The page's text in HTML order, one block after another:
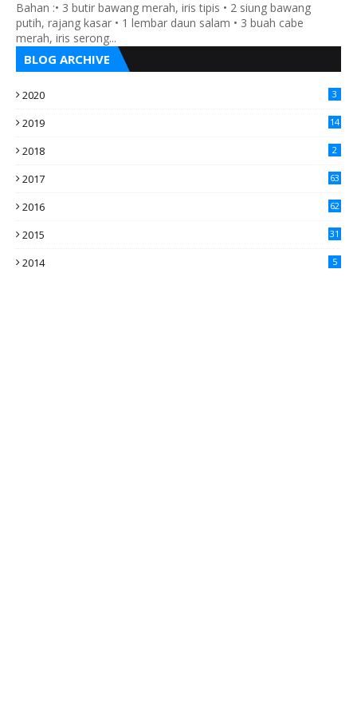
Bahan :• 3 butir bawang merah, iris tipis • 2 siung bawang
putih, rajang kasar • 1 lembar daun salam • 3 buah cabe
merah, iris serong...
BLOG ARCHIVE
2020 3
2019 14
2018 2
2017 63
2016
62
2015
31
2014 5